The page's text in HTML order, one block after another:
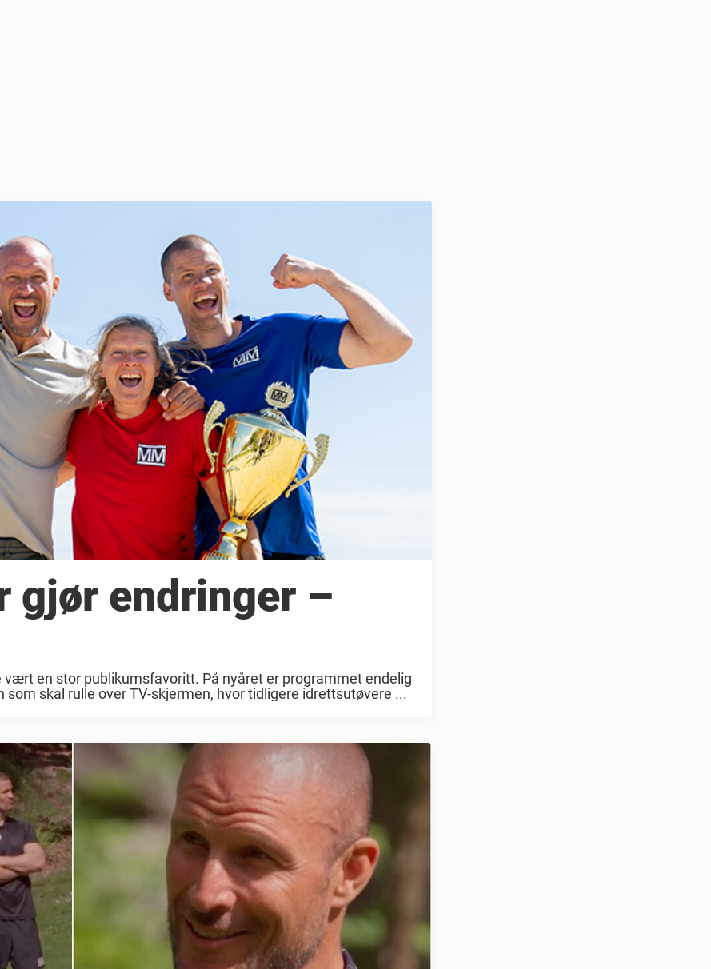
gjør endringer –
en stor publikumsfavoritt. På nyåret er programmet endelig
skal rulle over TV-skjermen, hvor tidligere idrettsutøvere ...